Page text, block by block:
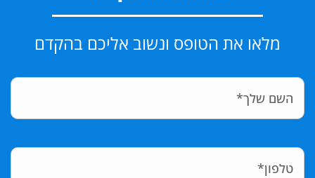
מלאו את הטופס ונשוב אליכם בהקדם